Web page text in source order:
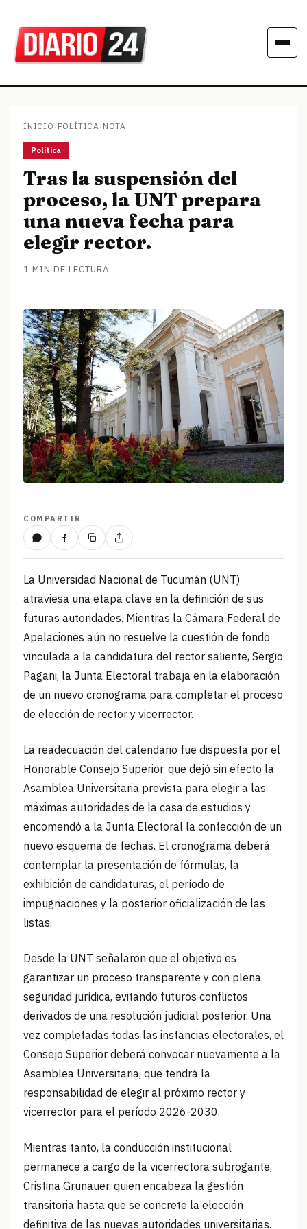
INICIO› POLÍTICA› NOTA
Política
Tras la suspensión del
proceso, la UNT prepara
una nueva fecha para
elegir rector.
1 MIN DE LECTURA
COMPARTIR
La Universidad Nacional de Tucumán (UNT)
atraviesa una etapa clave en la definición de sus
futuras autoridades. Mientras la Cámara Federal de
Apelaciones aún no resuelve la cuestión de fondo
vinculada a la candidatura del rector saliente, Sergio
Pagani, la Junta Electoral trabaja en la elaboración
de un nuevo cronograma para completar el proceso
de elección de rector y vicerrector.
La readecuación del calendario fue dispuesta por el
Honorable Consejo Superior, que dejó sin efecto la
Asamblea Universitaria prevista para elegir a las
máximas autoridades de la casa de estudios y
encomendó a la Junta Electoral la confección de un
nuevo esquema de fechas. El cronograma deberá
contemplar la presentación de fórmulas, la
exhibición de candidaturas, el período de
impugnaciones y la posterior oficialización de las
listas.
Desde la UNT señalaron que el objetivo es
garantizar un proceso transparente y con plena
seguridad jurídica, evitando futuros conflictos
derivados de una resolución judicial posterior. Una
vez completadas todas las instancias electorales, el
Consejo Superior deberá convocar nuevamente a la
Asamblea Universitaria, que tendrá la
responsabilidad de elegir al próximo rector y
vicerrector para el período 2026-2030.
Mientras tanto, la conducción institucional
permanece a cargo de la vicerrectora subrogante,
Cristina Grunauer, quien encabeza la gestión
transitoria hasta que se concrete la elección
definitiva de las nuevas autoridades universitarias.